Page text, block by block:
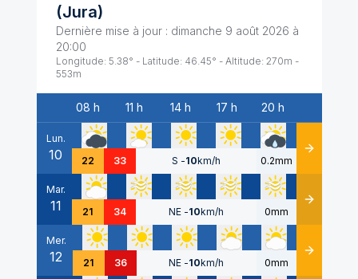
(Jura)
Dernière mise à jour : dimanche 9 août 2026 à
20:00
Longitude: 5.38° - Latitude: 46.45° - Altitude: 270m -
553m
Date
08 h 11 h 14 h 17 h 20 h
Lun.
10 22 33 S -10km/h 0.2mm Détails
Mar.
11 21 34 NE -10km/h 0mm Détails
Mer.
12 21 36 NE -10km/h 0mm Détails